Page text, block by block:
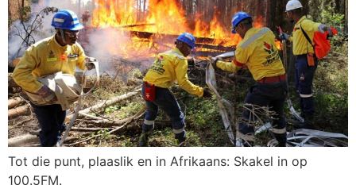
Tot die punt, plaaslik en in Afrikaans: Skakel in op
100.5FM.